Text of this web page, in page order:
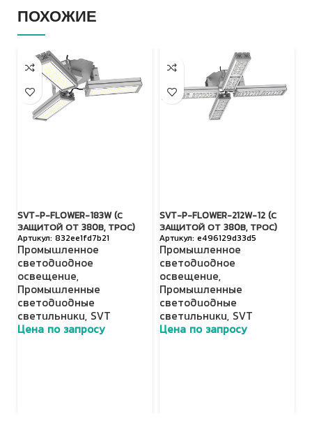
ПОХОЖИЕ
SVT-P-FLOWER-183W (С
ЗАЩИТОЙ ОТ 380В, ТРОС)
832ee1fd7b21
Промышленное
светодиодное
освещение,
Промышленные
светодиодные
светильники, SVT
Цена по запросу
SVT-P-FLOWER-212W-12 (С
ЗАЩИТОЙ ОТ 380В, ТРОС)
e496129d33d5
Промышленное
светодиодное
освещение,
Промышленные
светодиодные
светильники, SVT
Цена по запросу